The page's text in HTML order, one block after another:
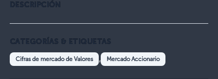
DESCRIPCIÓN
CATEGORÍAS & ETIQUETAS
Cifras de mercado de Valores , Mercado Accionario